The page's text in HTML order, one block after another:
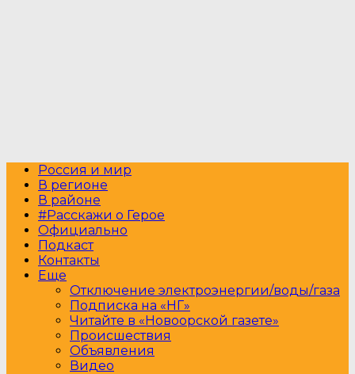
Россия и мир
В регионе
В районе
#Расскажи о Герое
Официально
Подкаст
Контакты
Еще
Отключение электроэнергии/воды/газа
Подписка на «НГ»
Читайте в «Новоорской газете»
Происшествия
Объявления
Видео